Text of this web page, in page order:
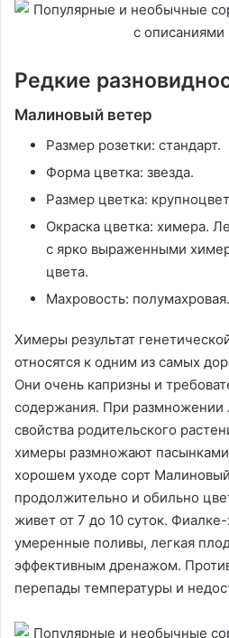
Редкие
Малиновый ветер
Размер розетки: стандарт.
Форма цветка: звезда.
Размер цветка:
Окраска цветка: химера.
с ярко выраженными
цвета.
Махровость: полумахровая.
Химеры результат
относятся к одним из самых
Они очень капризны и
содержания. При размножении
свойства родительского
химеры размножают
хорошем уходе сорт
продолжительно и обильно
живет от 7 до 10 суток.
умеренные поливы, легкая
эффективным дренажом.
перепады температуры и